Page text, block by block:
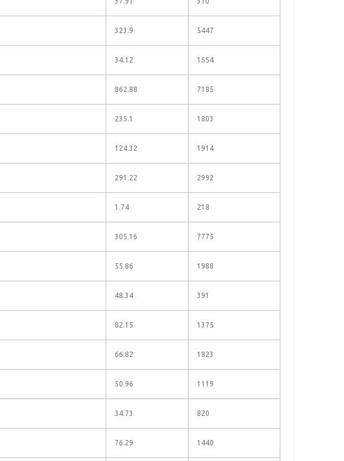
323.9 5447
34.12 1554
862.88 7185
235.1 1803
124.32 1914
291.22 2992
1.74 218
305.16 7775
55.86 1988
48.34 391
82.15 1375
66.82 1823
50.96 1119
34.73 820
76.29 1440